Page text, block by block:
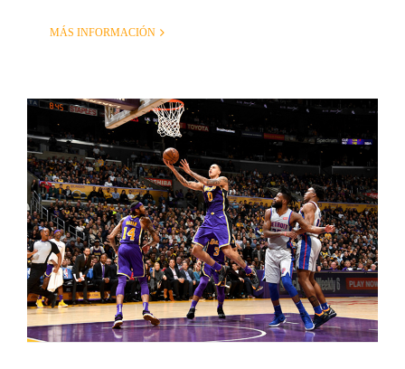
MÁS INFORMACIÓN